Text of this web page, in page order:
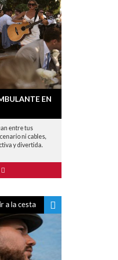
EN
entre tus
ni cables,
y divertida.
a la cesta